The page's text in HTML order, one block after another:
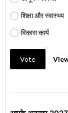
शिक्षा और स्वास्थ्य
विकास कार्य
Vote